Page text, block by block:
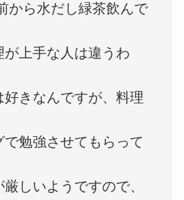
から水だし緑茶飲んで
が上手な人は違うわ
きなんですが、料理
で勉強させてもらって
しいようですので、